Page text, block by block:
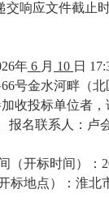
交响应文件截止
年 6 月 10 日 17:
66号金水河畔（北
收投标单位者，
报名联系人：卢
（开标时间）：
标地点）： 淮北